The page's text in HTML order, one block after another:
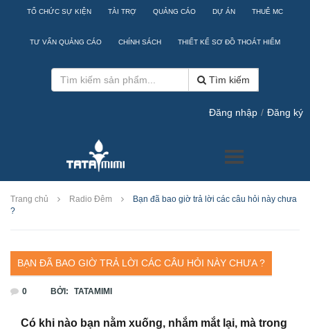
TỔ CHỨC SỰ KIỆN TÀI TRỢ QUẢNG CÁO DỰ ÁN THUÊ MC
TƯ VẤN QUẢNG CÁO CHÍNH SÁCH THIẾT KẾ SƠ ĐỒ THOÁT HIỂM
Tìm kiếm
Đăng nhập / Đăng ký
Trang chủ Radio Đêm
Bạn đã bao giờ trả lời các câu hỏi này chưa
?
BẠN ĐÃ BAO GIỜ TRẢ LỜI CÁC CÂU HỎI NÀY CHƯA ?
0 BỞI: TATAMIMI
Có khi nào bạn nằm xuống, nhắm mắt lại, mà trong